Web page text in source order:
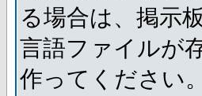
る場合は、掲示
言語ファイルが
作ってください